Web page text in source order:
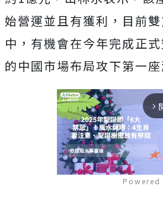
始營運並且有獲利，目前
中，有機會在今年完成正
的中國市場布局攻下第一座
arrow_forward_ios
Powered